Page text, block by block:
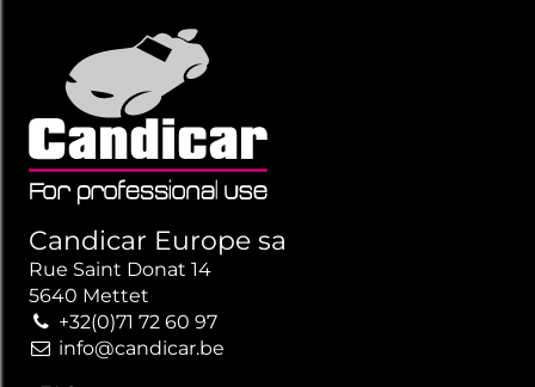
Candicar Europe sa
Rue Saint Donat 14
5640 Mettet
+32(0)71 72 60 97
info@candicar.be